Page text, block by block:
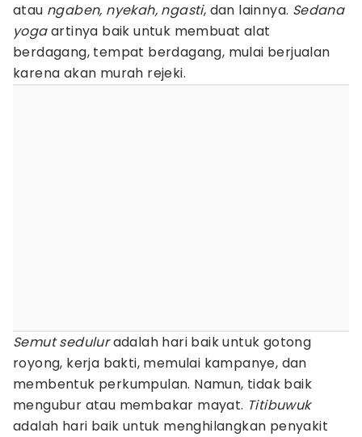
atau ngaben, nyekah, ngasti, dan lainnya. Sedana
yogaartinya baik untuk membuat alat
berdagang, tempat berdagang, mulai berjualan
karena akan murah rejeki.
Semut seduluradalah hari baik untuk gotong
royong, kerja bakti, memulai kampanye, dan
membentuk perkumpulan. Namun, tidak baik
mengubur atau membakar mayat. Titibuwuk
adalah hari baik untuk menghilangkan penyakit